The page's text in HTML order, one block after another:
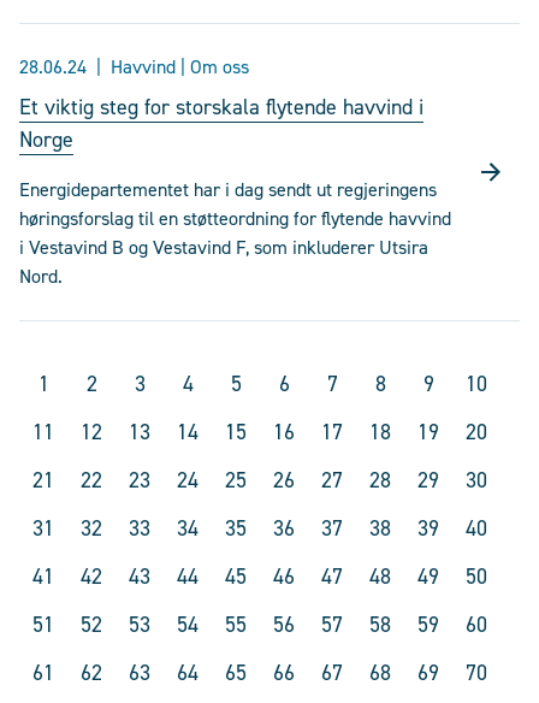
28.06.24 Havvind | Om oss
Et viktig steg for storskala flytende havvind i
Norge
Energidepartementet har i dag sendt ut regjeringens
høringsforslag til en støtteordning for flytende havvind
i Vestavind B og Vestavind F, som inkluderer Utsira
Nord.
1 2 3 4 5 6 7 8 9
10
11
12 13 14 15 16 17 18 19
20
21
22 23 24 25 26 27 28 29
30
31
32 33 34 35 36 37 38 39
40
41
42 43 44 45 46 47 48 49
50
51
52 53 54 55 56 57 58 59
60
61
62 63 64 65 66 67 68 69
70